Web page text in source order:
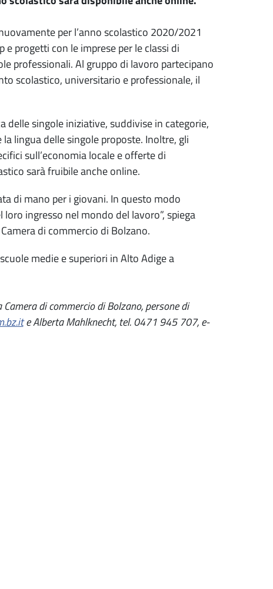
per l’anno scolastico 2020/2021
progetti con le imprese per le classi di
professionali. Al gruppo di lavoro partecipano
scolastico, universitario e professionale, il
delle singole iniziative, suddivise in categorie,
lingua delle singole proposte. Inoltre, gli
sull’economia locale e offerte di
sarà fruibile anche online.
di mano per i giovani. In questo modo
ingresso nel mondo del lavoro”, spiega
di commercio di Bolzano.
medie e superiori in Alto Adige a
di commercio di Bolzano, persone di
e Alberta Mahlknecht, tel. 0471 945 707, e-